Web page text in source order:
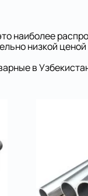
наиболее
низкой
в